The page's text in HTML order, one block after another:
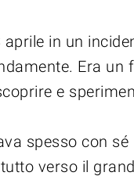
in un
Era un
e
spesso con sé
verso il